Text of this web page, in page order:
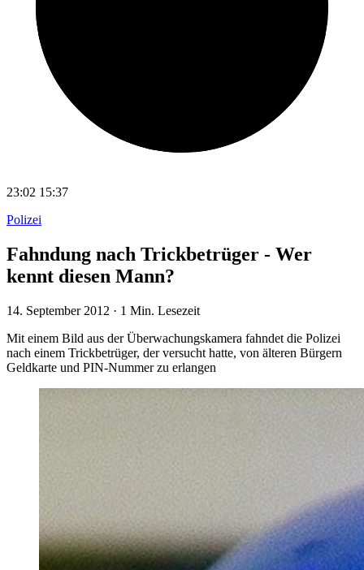
23:02 15:37
Polizei
Fahndung nach Trickbetrüger - Wer
kennt diesen Mann?
14. September 2012 · 1 Min. Lesezeit
Mit einem Bild aus der Überwachungskamera fahndet die Polizei
nach einem Trickbetrüger, der versucht hatte, von älteren Bürgern
Geldkarte und PIN-Nummer zu erlangen